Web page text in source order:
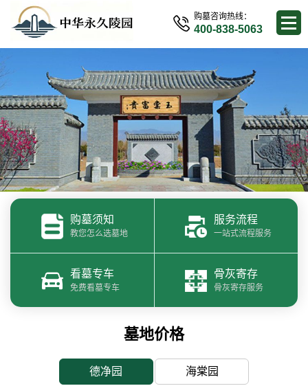
购墓咨询热线：
400-838-5063
购墓须知
教您怎么选墓地
服务流程
一站式流程服务
看墓专车
免费看墓专车
骨灰寄存
骨灰寄存服务
墓地价格
德净园 海棠园